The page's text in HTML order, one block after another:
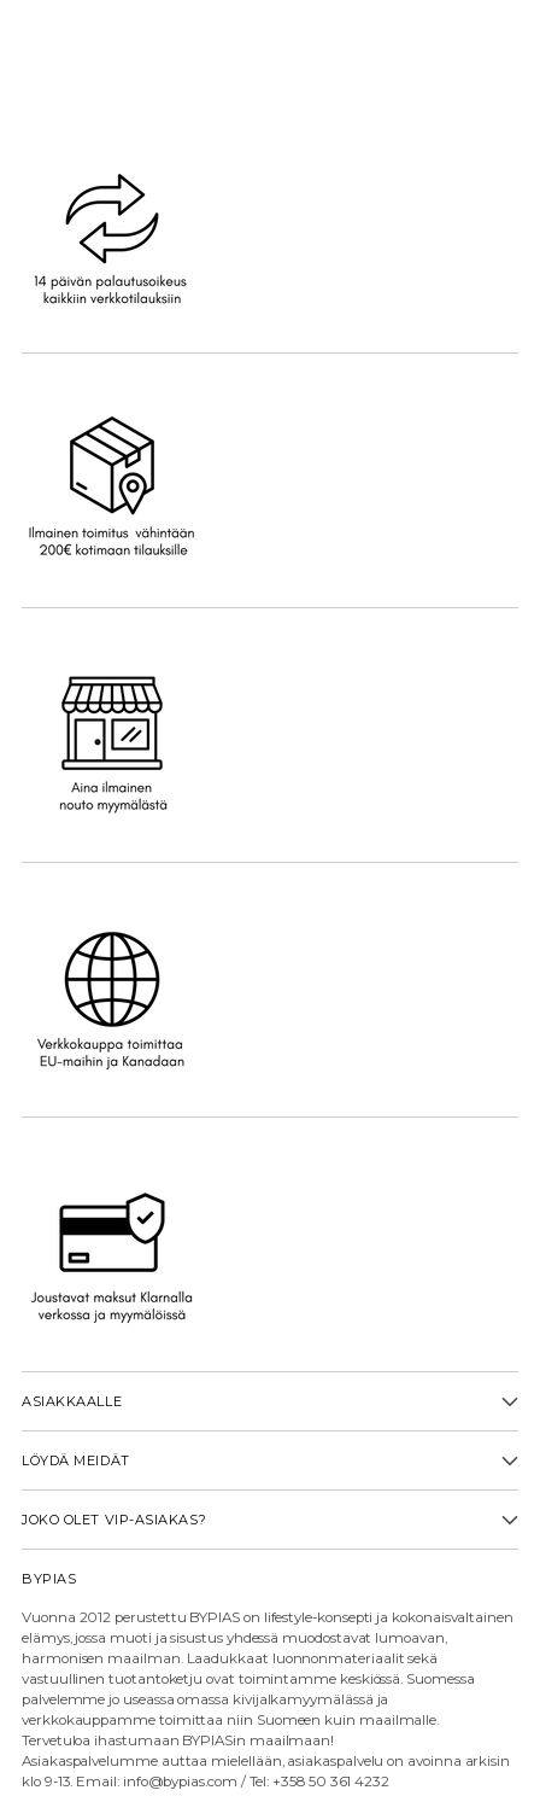
ASIAKKAALLE
LÖYDÄ MEIDÄT
JOKO OLET VIP-ASIAKAS?
BYPIAS
Vuonna 2012 perustettu BYPIAS on lifestyle-konsepti ja kokonaisvaltainen
elämys, jossa muoti ja sisustus yhdessä muodostavat lumoavan,
harmonisen maailman. Laadukkaat luonnonmateriaalit sekä
vastuullinen tuotantoketju ovat toimintamme keskiössä. Suomessa
palvelemme jo useassa omassa kivijalkamyymälässä ja
verkkokauppamme toimittaa niin Suomeen kuin maailmalle.
Tervetuloa ihastumaan BYPIASin maailmaan!
Asiakaspalvelumme auttaa mielellään, asiakaspalvelu on avoinna arkisin
klo 9-13. Email: info@bypias.com / Tel: +358 50 361 4232